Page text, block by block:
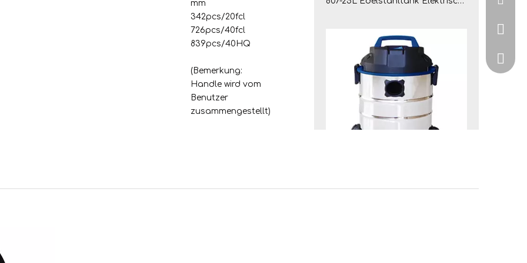
mm
342pcs/20fcl
726pcs/40fcl
839pcs/40HQ
(Bemerkung:
Handle wird vom
Benutzer
zusammengestellt)